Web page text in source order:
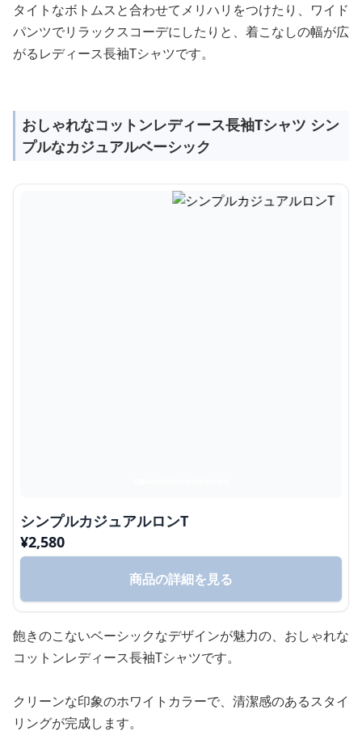
タイトなボトムスと合わせてメリハリをつけたり、ワイド
パンツでリラックスコーデにしたりと、着こなしの幅が広
がるレディース長袖Tシャツです。
おしゃれなコットンレディース長袖Tシャツ シン
プルなカジュアルベーシック
シンプルカジュアルロンT
¥2,580
商品の詳細を見る
飽きのこないベーシックなデザインが魅力の、おしゃれな
コットンレディース長袖Tシャツです。
クリーンな印象のホワイトカラーで、清潔感のあるスタイ
リングが完成します。